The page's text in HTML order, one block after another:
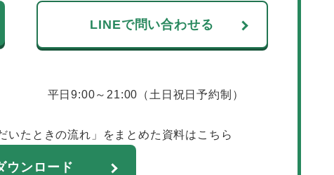
LINEで問い合わせる
平日9:00～21:00（土日祝日予約制）
いたときの流れ」をまとめた資料はこちら
ウンロード